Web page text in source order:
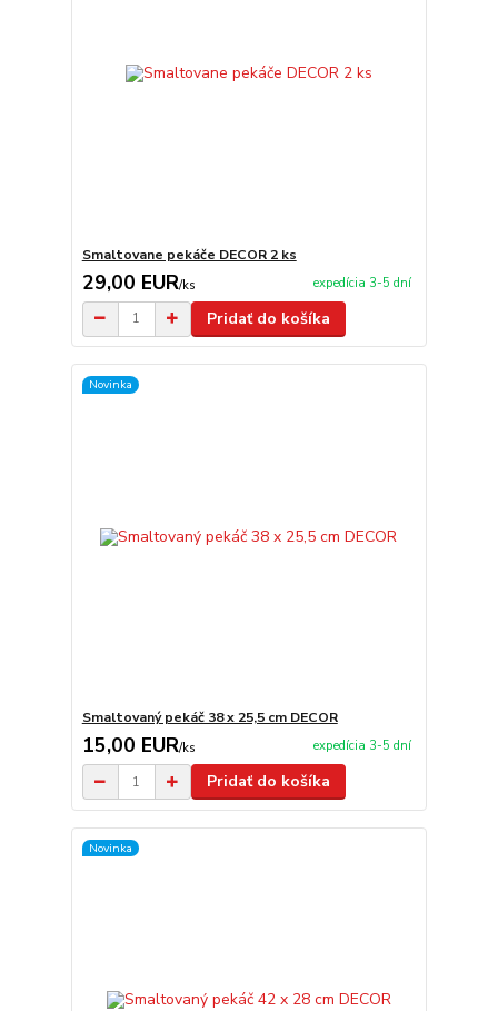
Smaltovane pekáče DECOR 2 ks
29,00 EUR/ks expedícia 3-5 dní
Pridať do košíka
Novinka
Smaltovaný pekáč 38 x 25,5 cm DECOR
15,00 EUR/ks expedícia 3-5 dní
Pridať do košíka
Novinka